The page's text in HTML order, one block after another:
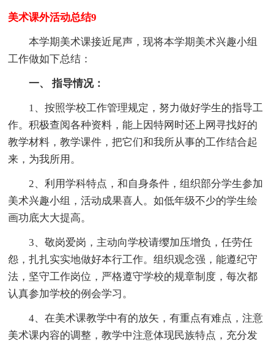
美术课外活动总结9
本学期美术课接近尾声，现将本学期美术兴趣小组
工作做如下总结：
一、 指导情况：
1、按照学校工作管理规定，努力做好学生的指导工
作。积极查阅各种资料，能上因特网时还上网寻找好的
教学材料，教学课件，把它们和我所从事的工作结合起
来，为我所用。
2、利用学科特点，和自身条件，组织部分学生参加
美术兴趣小组，活动成果喜人。如低年级不少的学生绘
画功底大大提高。
3、敬岗爱岗，主动向学校请缨加压增负，任劳任
怨，扎扎实实地做好本行工作。组织观念强，能遵纪守
法，坚守工作岗位，严格遵守学校的规章制度，每次都
认真参加学校的例会学习。
4、在美术课教学中有的放矢，有重点有难点，注意
美术课内容的调整，教学中注意体现民族特点，充分发